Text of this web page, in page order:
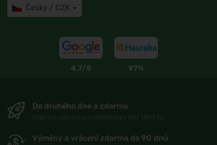
Česky / CZK
4,7/5 97%
Do druhého dne a zdarma
Výměny a vrácení zdarma do 90 dnů